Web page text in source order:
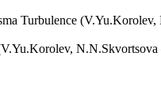
Turbulence (V.Yu.Korolev,
N.N.Skvortsova